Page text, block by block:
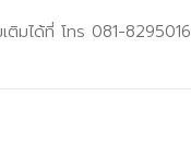
ติมได้ที่ โทร 081-8295016